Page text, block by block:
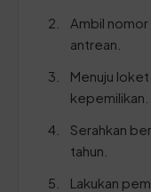
Ambil
antrean.
Menuju
kepemilikan.
Serahkan
tahun.
Lakukan